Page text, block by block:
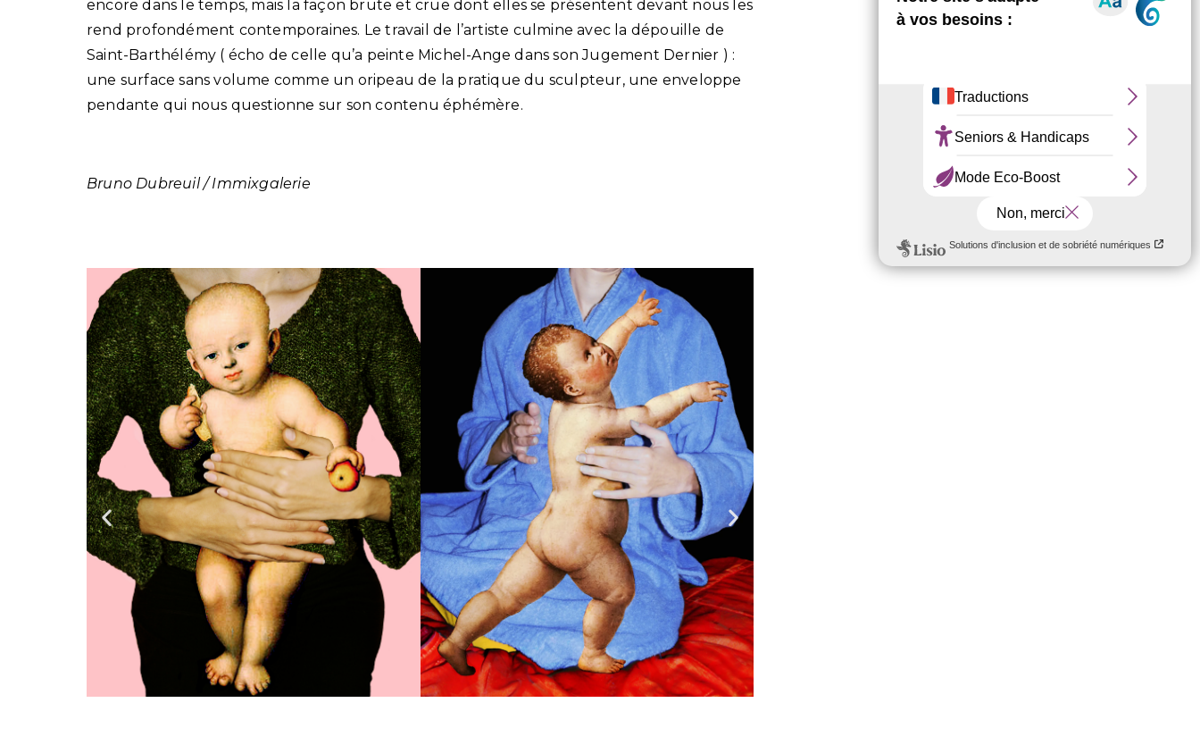
encore dans le temps, mais la façon brute et crue dont elles se présentent devant nous les
rend profondément contemporaines. Le travail de l’artiste culmine avec la dépouille de
Saint-Barthélémy ( écho de celle qu’a peinte Michel-Ange dans son Jugement Dernier ) :
une surface sans volume comme un oripeau de la pratique du sculpteur, une enveloppe
pendante qui nous questionne sur son contenu éphémère.
Bruno Dubreuil / Immixgalerie